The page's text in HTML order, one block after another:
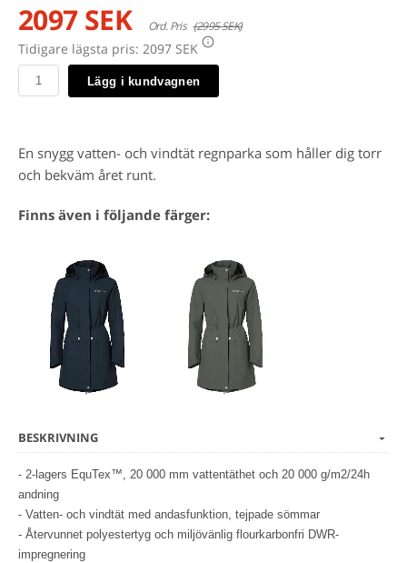
2097 SEK Ord. Pris (2995 SEK)
Tidigare lägsta pris: 2097 SEK
Lägg i kundvagnen
En snygg vatten- och vindtät regnparka som håller dig torr
och bekväm året runt.
Finns även i följande färger:
BESKRIVNING
- 2-lagers EquTex™, 20 000 mm vattentäthet och 20 000 g/m2/24h
andning
- Vatten- och vindtät med andasfunktion, tejpade sömmar
- Återvunnet polyestertyg och miljövänlig flourkarbonfri DWR-
impregnering